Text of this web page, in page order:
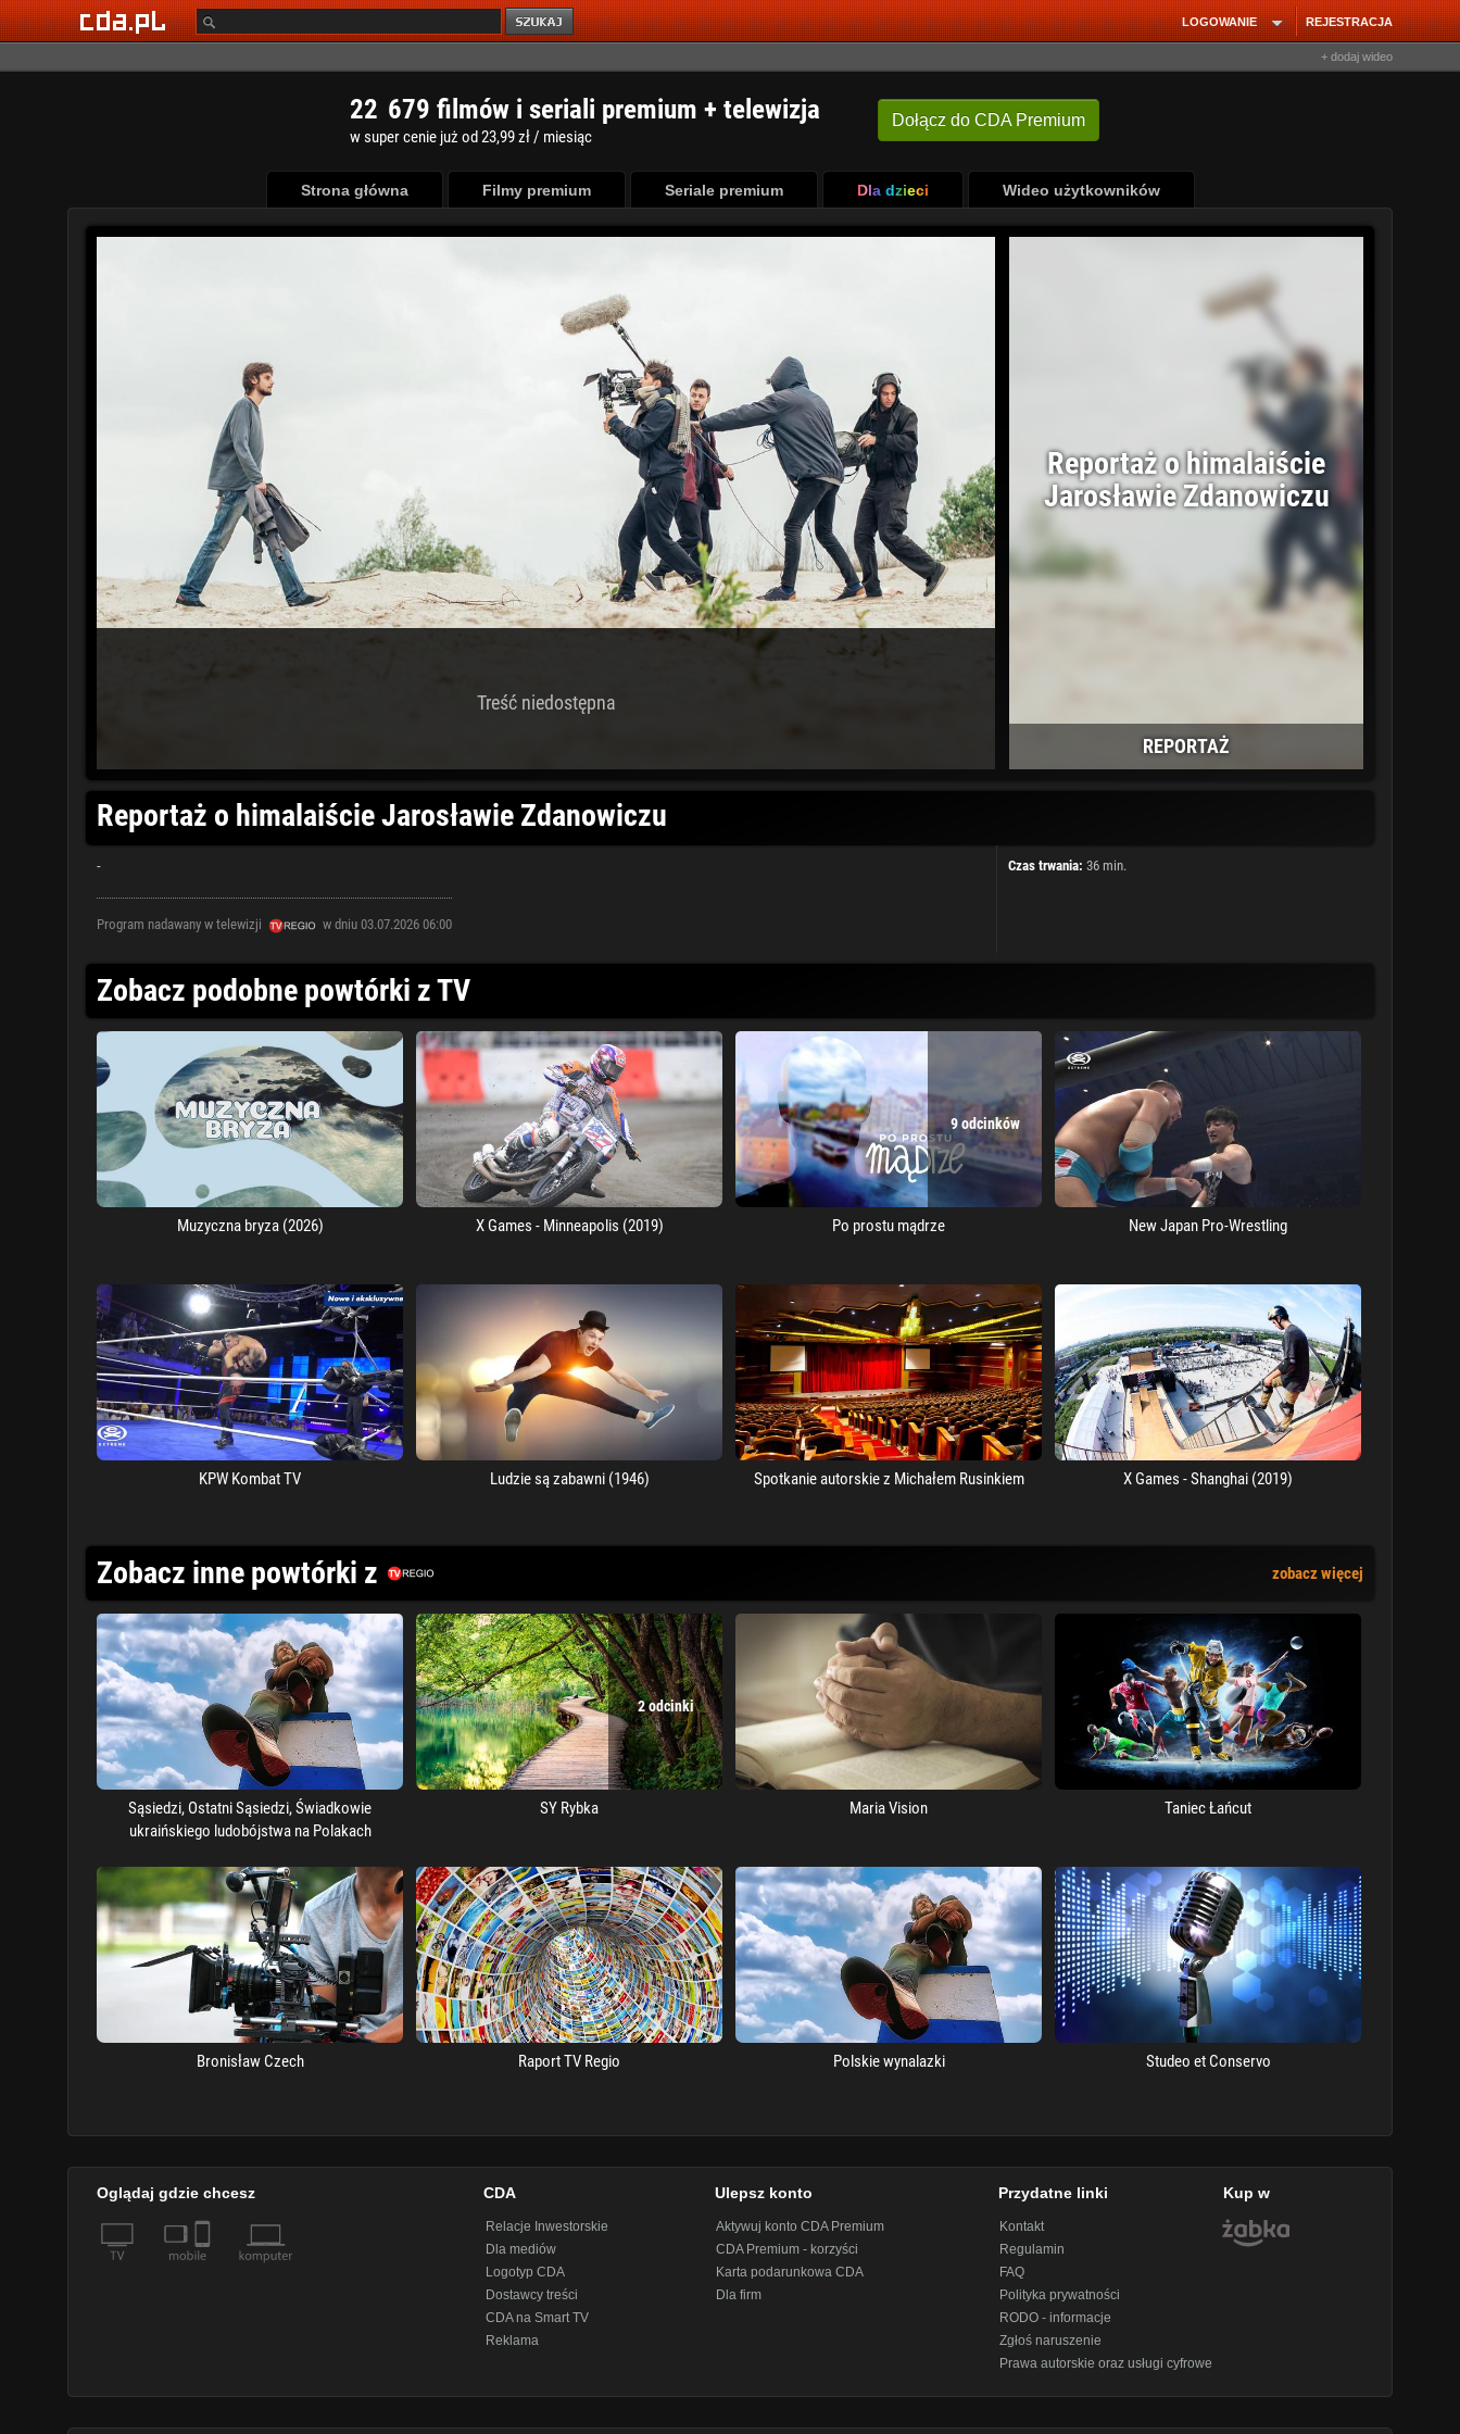
REJESTRACJA
LOGOWANIE
+ dodaj wideo
Dołącz do CDA Premium
22 679 filmów i seriali premium + telewizja
w super cenie już od 23,99 zł / miesiąc
Strona główna Filmy premium Seriale premium Dla dzieci Wideo użytkowników
Treść niedostępna
Reportaż o himalaiście
Jarosławie Zdanowiczu
REPORTAŻ
Reportaż o himalaiście Jarosławie Zdanowiczu
-
Program nadawany w telewizji w dniu 03.07.2026 06:00
Czas trwania: 36 min.
Zobacz podobne powtórki z TV
Muzyczna bryza (2026) X Games - Minneapolis (2019)
9 odcinków
Po prostu mądrze New Japan Pro-Wrestling
KPW Kombat TV Ludzie są zabawni (1946) Spotkanie autorskie z Michałem Rusinkiem X Games - Shanghai (2019)
Zobacz inne powtórki z zobacz więcej
Sąsiedzi, Ostatni Sąsiedzi, Świadkowie
ukraińskiego ludobójstwa na Polakach
2 odcinki
SY Rybka Maria Vision Taniec Łańcut
Bronisław Czech Raport TV Regio Polskie wynalazki Studeo et Conservo
Oglądaj gdzie chcesz CDA
Relacje Inwestorskie
Dla mediów
Logotyp CDA
Dostawcy treści
CDA na Smart TV
Reklama
Ulepsz konto
Aktywuj konto CDA Premium
CDA Premium - korzyści
Karta podarunkowa CDA
Dla firm
Przydatne linki
Kontakt
Regulamin
FAQ
Polityka prywatności
RODO - informacje
Zgłoś naruszenie
Prawa autorskie oraz usługi cyfrowe
Kup w